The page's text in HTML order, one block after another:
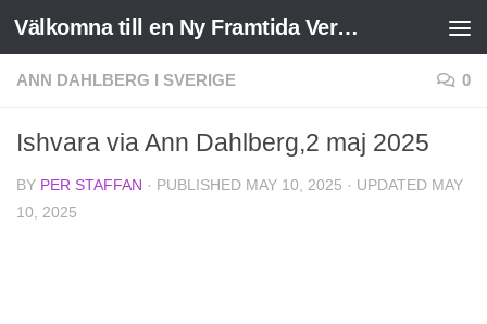
Skip to content Välkomna till en Ny Framtida Verklighet
ANN DAHLBERG I SVERIGE 0
Ishvara via Ann Dahlberg,2 maj 2025
BY PER STAFFAN · PUBLISHED MAY 10, 2025 · UPDATED MAY
10, 2025